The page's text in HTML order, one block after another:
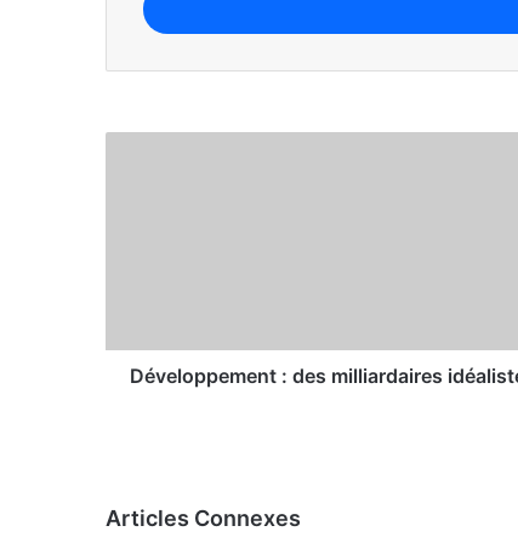
Le plan d’action à 100 jours :
Développement : des milliardaires
Articles Connexes